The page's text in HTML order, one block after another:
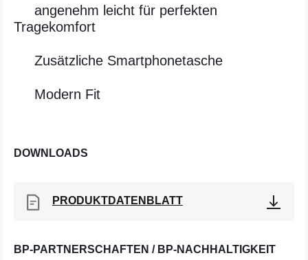
angenehm leicht für perfekten
Tragekomfort
Zusätzliche Smartphonetasche
Modern Fit
DOWNLOADS
PRODUKTDATENBLATT
BP-PARTNERSCHAFTEN / BP-NACHHALTIGKEIT